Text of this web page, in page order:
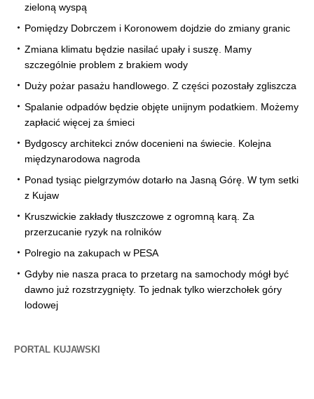
zieloną wyspą
Pomiędzy Dobrczem i Koronowem dojdzie do zmiany granic
Zmiana klimatu będzie nasilać upały i suszę. Mamy
szczególnie problem z brakiem wody
Duży pożar pasażu handlowego. Z części pozostały zgliszcza
Spalanie odpadów będzie objęte unijnym podatkiem. Możemy
zapłacić więcej za śmieci
Bydgoscy architekci znów docenieni na świecie. Kolejna
międzynarodowa nagroda
Ponad tysiąc pielgrzymów dotarło na Jasną Górę. W tym setki
z Kujaw
Kruszwickie zakłady tłuszczowe z ogromną karą. Za
przerzucanie ryzyk na rolników
Polregio na zakupach w PESA
Gdyby nie nasza praca to przetarg na samochody mógł być
dawno już rozstrzygnięty. To jednak tylko wierzchołek góry
lodowej
PORTAL KUJAWSKI